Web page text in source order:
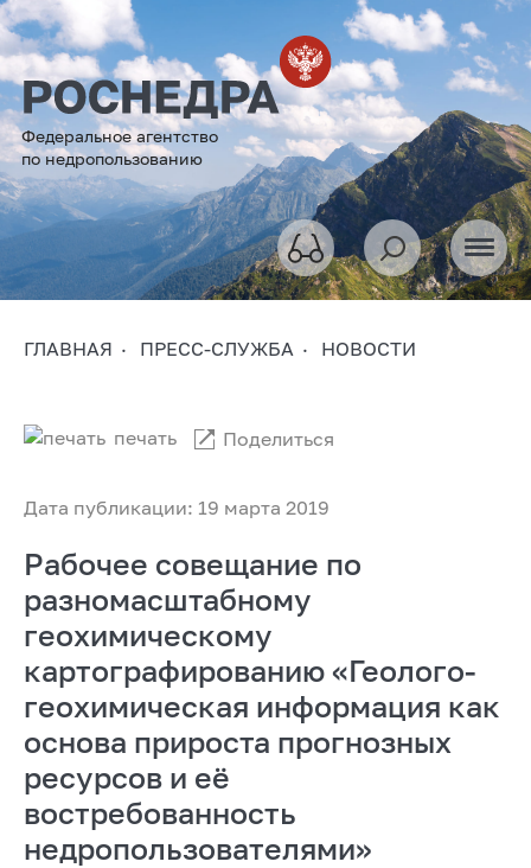
Федеральное агентство
по недропользованию
ГЛАВНАЯ ПРЕСС-СЛУЖБА НОВОСТИ
Дата публикации: 19 марта 2019
печать Поделиться
Рабочее совещание по
разномасштабному
геохимическому
картографированию «Геолого-
геохимическая информация как
основа прироста прогнозных
ресурсов и её
востребованность
недропользователями»